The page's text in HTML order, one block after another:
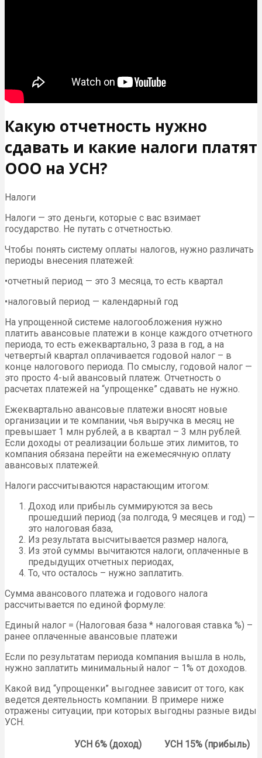
Какую отчетность нужно
сдавать и какие налоги платят
ООО на УСН?
Налоги
Налоги — это деньги, которые с вас взимает
государство. Не путать с отчетностью.
Чтобы понять систему оплаты налогов, нужно различать
периоды внесения платежей:
•отчетный период — это 3 месяца, то есть квартал
•налоговый период — календарный год
На упрощенной системе налогообложения нужно
платить авансовые платежи в конце каждого отчетного
периода, то есть ежеквартально, 3 раза в год, а на
четвертый квартал оплачивается годовой налог – в
конце налогового периода. По смыслу, годовой налог —
это просто 4-ый авансовый платеж. Отчетность о
расчетах платежей на “упрощенке” сдавать не нужно.
Ежеквартально авансовые платежи вносят новые
организации и те компании, чья выручка в месяц не
превышает 1 млн рублей, а в квартал – 3 млн рублей.
Если доходы от реализации больше этих лимитов, то
компания обязана перейти на ежемесячную оплату
авансовых платежей.
Налоги рассчитываются нарастающим итогом:
Доход или прибыль суммируются за весь
прошедший период (за полгода, 9 месяцев и год) —
это налоговая база,
Из результата высчитывается размер налога,
Из этой суммы вычитаются налоги, оплаченные в
предыдущих отчетных периодах,
То, что осталось – нужно заплатить.
Сумма авансового платежа и годового налога
рассчитывается по единой формуле:
Единый налог = (Налоговая база * налоговая ставка %) –
ранее оплаченные авансовые платежи
Если по результатам периода компания вышла в ноль,
нужно заплатить минимальный налог – 1% от доходов.
Какой вид “упрощенки” выгоднее зависит от того, как
ведется деятельность компании. В примере ниже
отражены ситуации, при которых выгодны разные виды
УСН.
УСН 6% (доход)
УСН 15% (прибыль)